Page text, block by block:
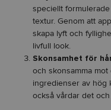
speciellt
textur. Genom att
skapa lyft och
livfull look.
Skonsamhet för
och skonsamma
ingredienser av hög
också vårdar det